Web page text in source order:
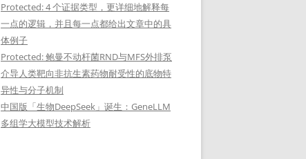
Protected: 4 个证据类型，更详细地解释每
一点的逻辑，并且每一点都给出文章中的具
体例子
Protected: 鲍曼不动杆菌RND与MFS外排泵
介导人类靶向非抗生素药物耐受性的底物特
异性与分子机制
中国版「生物DeepSeek」诞生：GeneLLM
多组学大模型技术解析